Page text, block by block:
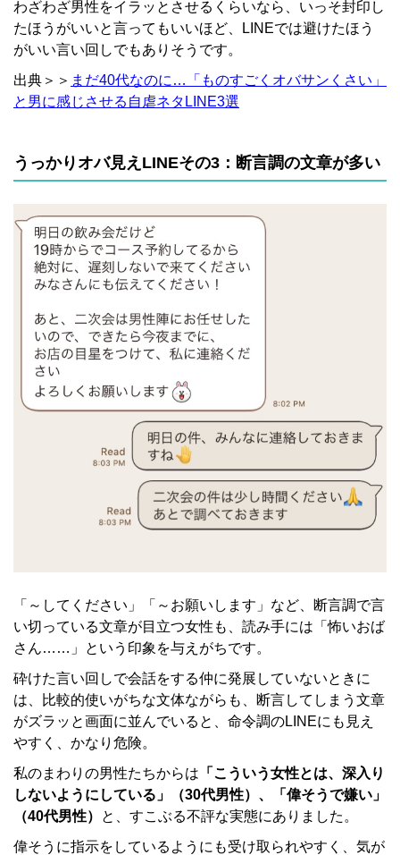
わざわざ男性をイラッとさせるくらいなら、いっそ封印し
たほうがいいと言ってもいいほど、LINEでは避けたほう
がいい言い回しでもありそうです。
出典＞＞ まだ40代なのに…「ものすごくオバサンくさい」
と男に感じさせる自虐ネタLINE3選
うっかりオバ見えLINEその3：断言調の文章が多い
「～してください」「～お願いします」など、断言調で言
い切っている文章が目立つ女性も、読み手には「怖いおば
さん……」という印象を与えがちです。
砕けた言い回しで会話をする仲に発展していないときに
は、比較的使いがちな文体ながらも、断言してしまう文章
がズラッと画面に並んでいると、命令調のLINEにも見え
やすく、かなり危険。
私のまわりの男性たちからは 「こういう女性とは、深入り
しないようにしている」（30代男性）、「偉そうで嫌い」
（40代男性）
と、すこぶる不評な実態にありました。
偉そうに指示をしているようにも受け取られやすく、気が